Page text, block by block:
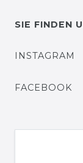
SIE FINDEN
INSTAGRAM
FACEBOOK